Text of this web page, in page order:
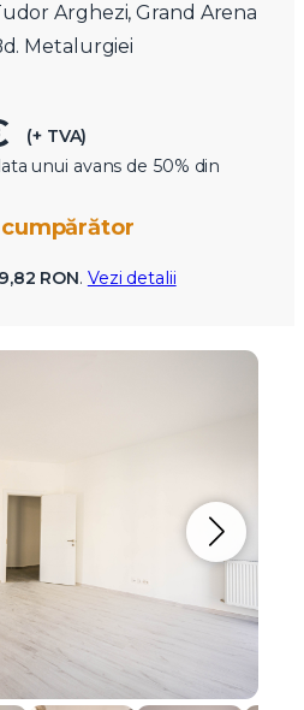
Arghezi, Grand Arena
Metalurgiei
(+ TVA)
unui avans de 50% din
RON. Vezi detalii